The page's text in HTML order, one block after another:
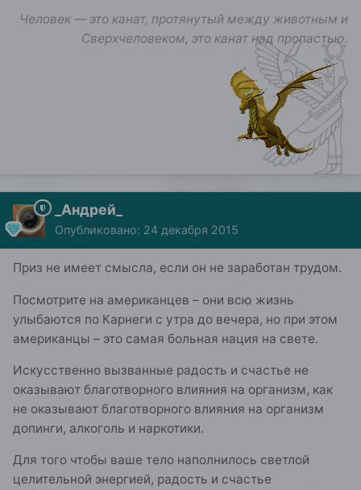
Человек — это канат, протянутый между животным и
Сверхчеловеком, это канат над пропастью.
_Андрей_
Опубликовано: 24 декабря 2015
Приз не имеет смысла, если он не заработан трудом.
Посмотрите на американцев – они всю жизнь
улыбаются по Карнеги с утра до вечера, но при этом
американцы – это самая больная нация на свете.
Искусственно вызванные радость и счастье не
оказывают благотворного влияния на организм, как
не оказывают благотворного влияния на организм
допинги, алкоголь и наркотики.
Для того чтобы ваше тело наполнилось светлой
целительной энергией, радость и счастье